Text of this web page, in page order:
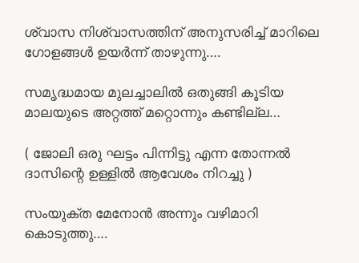
ശ്വാസ നിശ്വാസത്തിന് അനുസരിച്ച് മാറിലെ
ഗോളങ്ങൾ ഉയർന്ന് താഴുന്നു….
സമൃദ്ധമായ മുലച്ചാലിൽ ഒതുങ്ങി കൂടിയ
മാലയുടെ അറ്റത്ത് മറ്റൊന്നും കണ്ടില്ല…
( ജോലി ഒരു ഘട്ടം പിന്നിട്ടു എന്ന തോന്നൽ
ദാസിന്റെ ഉള്ളിൽ ആവേശം നിറച്ചു )
സംയുക്ത മേനോൻ അന്നും വഴിമാറി
കൊടുത്തു….